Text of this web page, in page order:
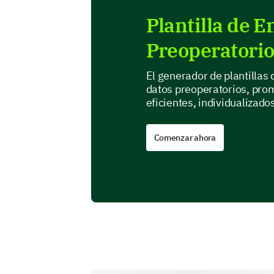
Plantilla de
El generador de plantillas
datos preoperatorios,
eficientes,
Comenzar ahora